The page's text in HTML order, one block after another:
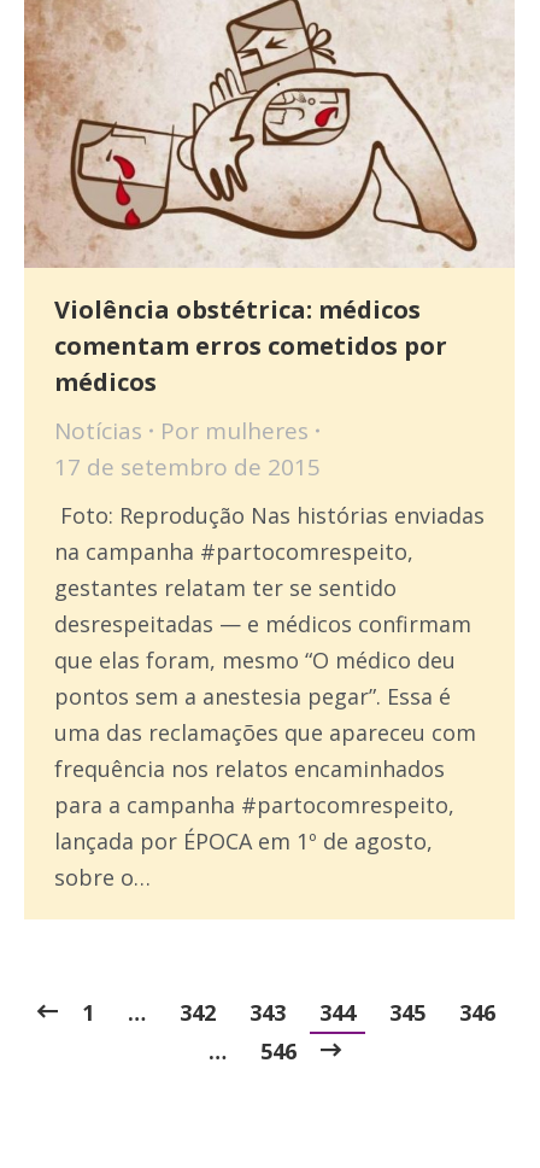
Violência obstétrica: médicos
comentam erros cometidos por
médicos
Notícias Por mulheres
17 de setembro de 2015
Foto: Reprodução Nas histórias enviadas
na campanha #partocomrespeito,
gestantes relatam ter se sentido
desrespeitadas — e médicos confirmam
que elas foram, mesmo “O médico deu
pontos sem a anestesia pegar”. Essa é
uma das reclamações que apareceu com
frequência nos relatos encaminhados
para a campanha #partocomrespeito,
lançada por ÉPOCA em 1º de agosto,
sobre o…
1 … 342 343 344 345
346
…
546